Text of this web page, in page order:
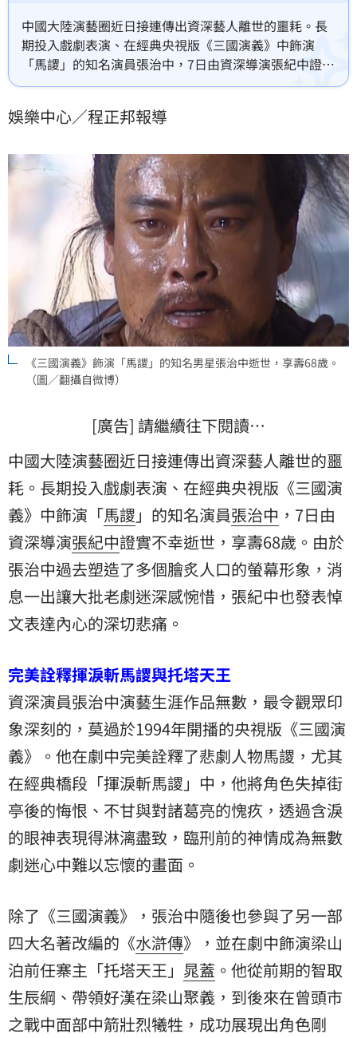
中國大陸演藝圈近日接連傳出資深藝人離世的噩耗。長
期投入戲劇表演、在經典央視版《三國演義》中飾演
「馬謖」的知名演員張治中，7日由資深導演張紀中證實
不幸逝世，享壽68歲。由於張治中過去塑造了多個膾炙
紀中也發表悼文表達內心的深切悲痛。
娛樂中心／程正邦報導
《三國演義》飾演「馬謖」的知名男星張治中逝世，享壽68歲。
（圖／翻攝自微博）
[廣告] 請繼續往下閱讀…
中國大陸演藝圈近日接連傳出資深藝人離世的噩
耗。長期投入戲劇表演、在經典央視版《三國演
義》中飾演「馬謖 」的知名演員張治中 ，7日由
資深導演張紀中證實不幸逝世，享壽68歲。由於
張治中過去塑造了多個膾炙人口的螢幕形象，消
息一出讓大批老劇迷深感惋惜，張紀中也發表悼
文表達內心的深切悲痛。
完美詮釋揮淚斬馬謖與托塔天王
資深演員張治中演藝生涯作品無數，最令觀眾印
象深刻的，莫過於1994年開播的央視版《三國演
義》。他在劇中完美詮釋了悲劇人物馬謖，尤其
在經典橋段「揮淚斬馬謖」中，他將角色失掉街
亭後的悔恨、不甘與對諸葛亮的愧疚，透過含淚
的眼神表現得淋漓盡致，臨刑前的神情成為無數
劇迷心中難以忘懷的畫面。
除了《三國演義》，張治中隨後也參與了另一部
四大名著改編的《水滸傳》，並在劇中飾演梁山
泊前任寨主「托塔天王」 晁蓋 。他從前期的智取
生辰綱、帶領好漢在梁山聚義，到後來在曾頭市
之戰中面部中箭壯烈犧牲，成功展現出角色剛